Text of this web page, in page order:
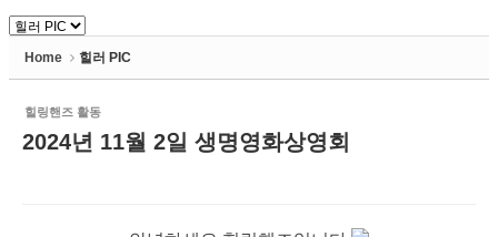
Home 힐러 PIC
힐링핸즈 활동
2024년 11월 2일 생명영화상영회